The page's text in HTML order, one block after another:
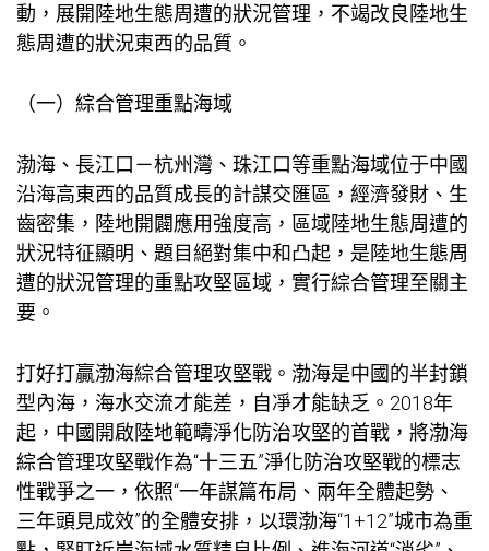
動，展開陸地生態周遭的狀況管理，不竭改良陸地生
態周遭的狀況東西的品質。
（一）綜合管理重點海域
渤海、長江口－杭州灣、珠江口等重點海域位于中國
沿海高東西的品質成長的計謀交匯區，經濟發財、生
齒密集，陸地開闢應用強度高，區域陸地生態周遭的
狀況特征顯明、題目絕對集中和凸起，是陸地生態周
遭的狀況管理的重點攻堅區域，實行綜合管理至關主
要。
打好打贏渤海綜合管理攻堅戰。渤海是中國的半封鎖
型內海，海水交流才能差，自凈才能缺乏。2018年
起，中國開啟陸地範疇淨化防治攻堅的首戰，將渤海
綜合管理攻堅戰作為“十三五”淨化防治攻堅戰的標志
性戰爭之一，依照“一年謀篇布局、兩年全體起勢、
三年頭見成效”的全體安排，以環渤海“1+12”城市為重